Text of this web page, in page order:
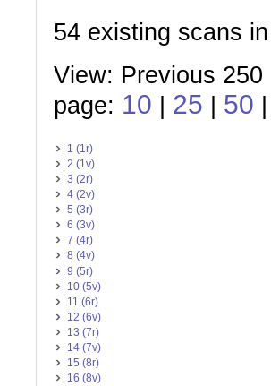
54 existing scans
View: Previous
page: 10 25 50
1 (1r)
2 (1v)
3 (2r)
4 (2v)
5 (3r)
6 (3v)
7 (4r)
8 (4v)
9 (5r)
10 (5v)
11 (6r)
12 (6v)
13 (7r)
14 (7v)
15 (8r)
16 (8v)